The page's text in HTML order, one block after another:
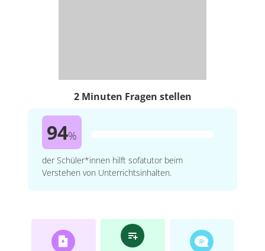
2 Minuten Fragen stellen
94%
der Schüler*innen hilft sofatutor beim
Verstehen von Unterrichtsinhalten.